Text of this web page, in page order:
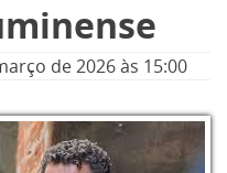
de 2026às 15:00